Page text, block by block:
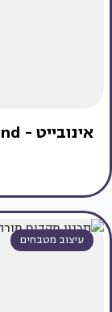
אינובייט - Optimize Your Mind
עיצוב מטבחים